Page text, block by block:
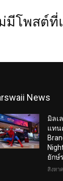
มีโพสต์ที่
News
มิลเ
แทน
ยักษ์
สิงหา